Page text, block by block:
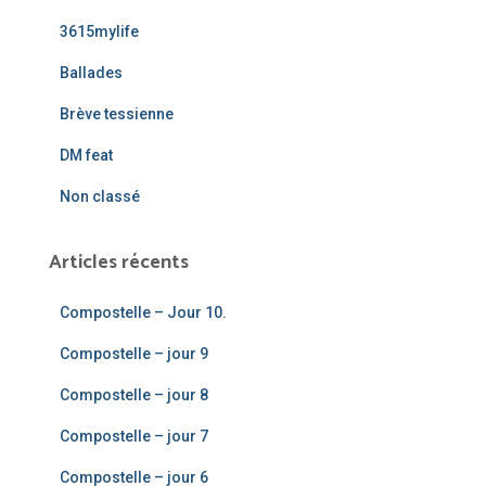
3615mylife
Ballades
Brève tessienne
DM feat
Non classé
Articles récents
Compostelle – Jour 10.
Compostelle – jour 9
Compostelle – jour 8
Compostelle – jour 7
Compostelle – jour 6